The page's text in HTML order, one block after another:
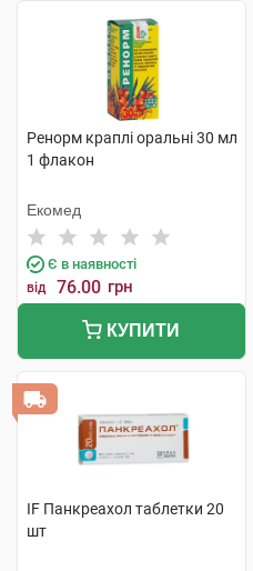
Ренорм краплі оральні 30 мл
1 флакон
Екомед
Є в наявності
від 76.00 грн
КУПИТИ
IF Панкреахол таблетки 20
шт